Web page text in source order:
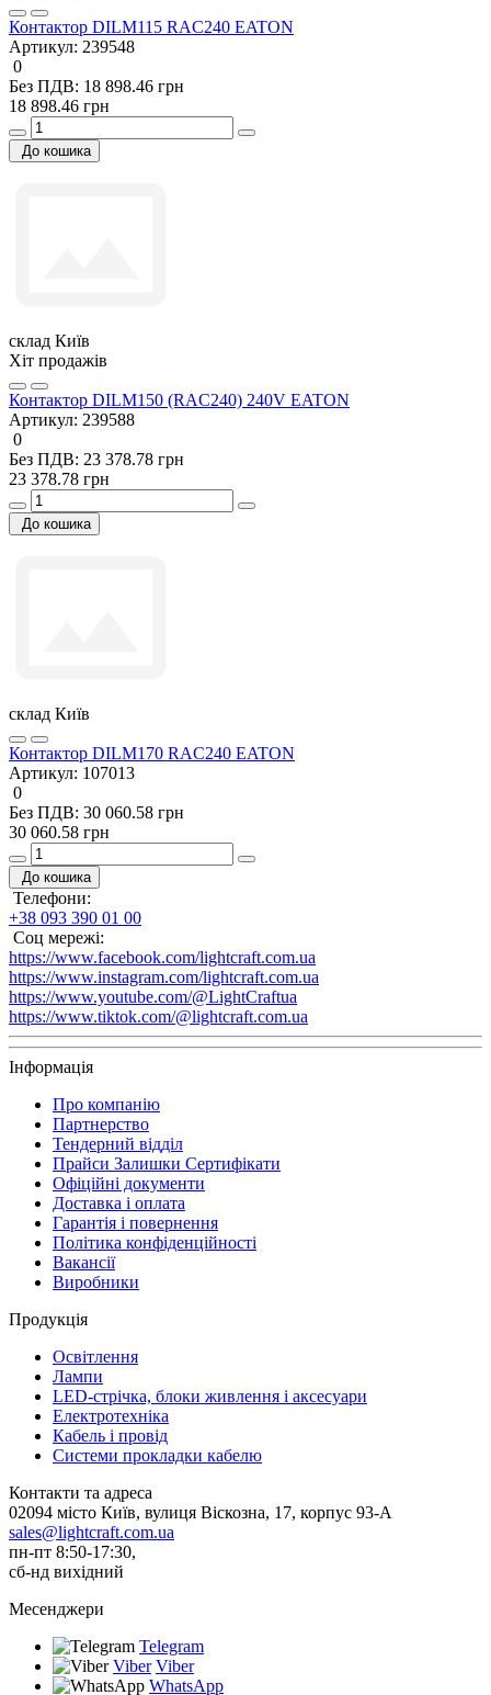
Контактор DILM115 RAC240 EATON
Артикул: 239548
0
Без ПДВ: 18 898.46 грн
18 898.46 грн
До кошика
склад Київ
Хіт продажів
Контактор DILM150 (RAC240) 240V EATON
Артикул: 239588
0
Без ПДВ: 23 378.78 грн
23 378.78 грн
До кошика
склад Київ
Контактор DILM170 RAC240 EATON
Артикул: 107013
0
Без ПДВ: 30 060.58 грн
30 060.58 грн
До кошика
Телефони:
+38 093 390 01 00
Соц мережі:
https://www.facebook.com/lightcraft.com.ua
https://www.instagram.com/lightcraft.com.ua
https://www.youtube.com/@LightCraftua
https://www.tiktok.com/@lightcraft.com.ua
Інформація
Про компанію
Партнерство
Тендерний відділ
Прайси Залишки Сертифікати
Офіційні документи
Доставка і оплата
Гарантія і повернення
Політика конфіденційності
Вакансії
Виробники
Продукція
Освітлення
Лампи
LED-стрічка, блоки живлення і аксесуари
Електротехніка
Кабель і провід
Системи прокладки кабелю
Контакти та адреса
02094 місто Київ, вулиця Віскозна, 17, корпус 93-А
sales@lightcraft.com.ua
пн-пт 8:50-17:30,
сб-нд вихідний
Месенджери
Telegram
Viber Viber
WhatsApp